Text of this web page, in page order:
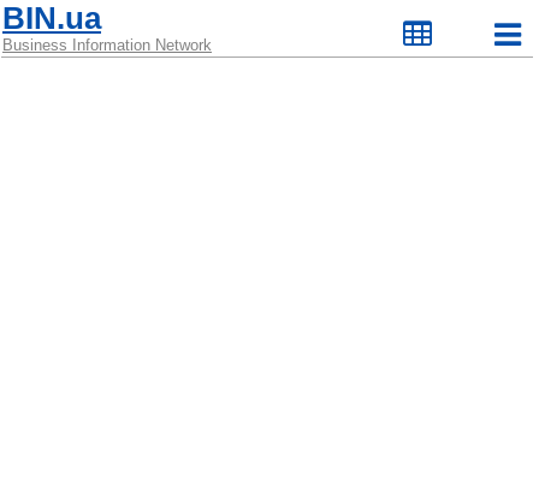
BIN.ua
Business Information Network